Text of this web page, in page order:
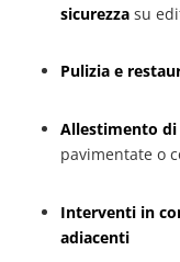
sicurezzasu
Pulizia e
Allestimento
pavimentate o
Interventi in
adiacenti